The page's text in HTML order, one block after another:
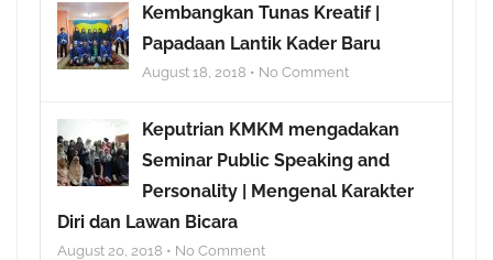
Kembangkan Tunas Kreatif |
Papadaan Lantik Kader Baru
August 18, 2018 • No Comment
Keputrian KMKM mengadakan
Seminar Public Speaking and
Personality | Mengenal Karakter
Diri dan Lawan Bicara
August 20, 2018 • No Comment